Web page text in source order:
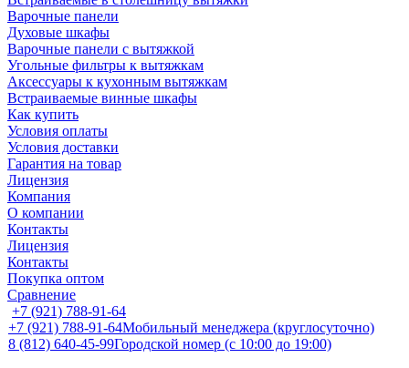
Варочные панели
Духовые шкафы
Варочные панели с вытяжкой
Угольные фильтры к вытяжкам
Аксессуары к кухонным вытяжкам
Встраиваемые винные шкафы
Как купить
Условия оплаты
Условия доставки
Гарантия на товар
Лицензия
Компания
О компании
Контакты
Лицензия
Контакты
Покупка оптом
Сравнение
+7 (921) 788-91-64
+7 (921) 788-91-64Мобильный менеджера (круглосуточно)
8 (812) 640-45-99Городской номер (с 10:00 до 19:00)